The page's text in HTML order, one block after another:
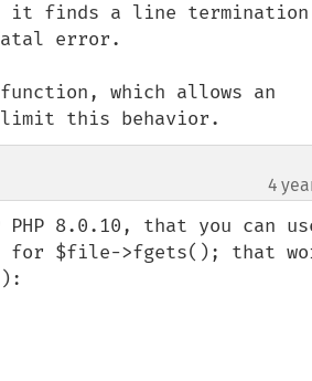
it finds a line
error.
which allows an
limit this behavior.
4
8.0.10, that you can
for $file->fgets(); that